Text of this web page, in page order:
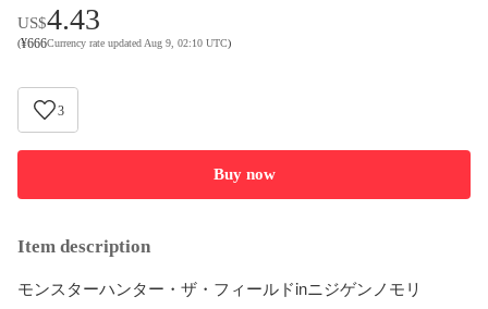
US$4.43
(¥666Currency rate updated Aug 9, 02:10 UTC)
3
Buy now
Item description
モンスターハンター・ザ・フィールドinニジゲンノモリ